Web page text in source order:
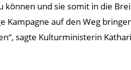
und sie somit in die
auf den Weg
sagte Kulturministerin